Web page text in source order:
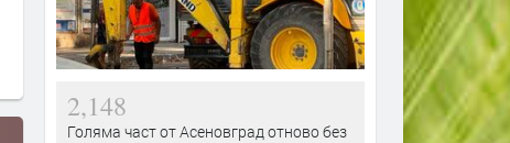
2,148
Голяма част от Асеновград отново без